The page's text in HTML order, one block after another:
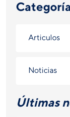
Articulos
Noticias
Últimas